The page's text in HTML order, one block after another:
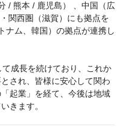
/ 熊本 / 鹿児島） 、中国（広
関西圏（滋賀）にも拠点を
ナム、韓国）の拠点が連携し
成長を続けており、これか
され、皆様に安心して関わ
起業」を経て、今後は地域
きます。